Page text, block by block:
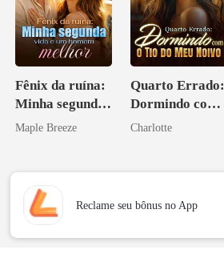
Fênix da ruína:
Minha segunda
vida e um
Maple Breeze
Quarto Errado:
Dormindo com
o Tio do Meu
Charlotte
Reclame seu bônus no App